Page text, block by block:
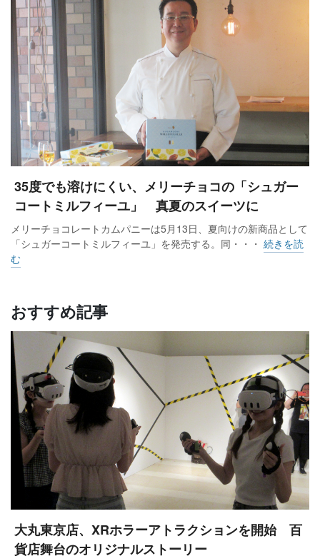
35度でも溶けにくい、メリーチョコの「シュガー
コートミルフィーユ」 真夏のスイーツに
メリーチョコレートカムパニーは5月13日、夏向けの新商品として
「シュガーコートミルフィーユ」を発売する。同・・・ 続きを読
む
おすすめ記事
大丸東京店、XRホラーアトラクションを開始 百
貨店舞台のオリジナルストーリー